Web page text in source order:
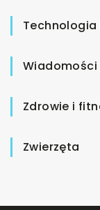
Zdrowie i
Zwierzęta